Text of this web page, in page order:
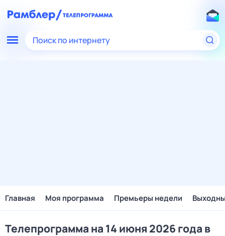
Поиск по интернету
Главная Моя программа Премьеры недели
Телепрограмма на 14 июня 2026 года в